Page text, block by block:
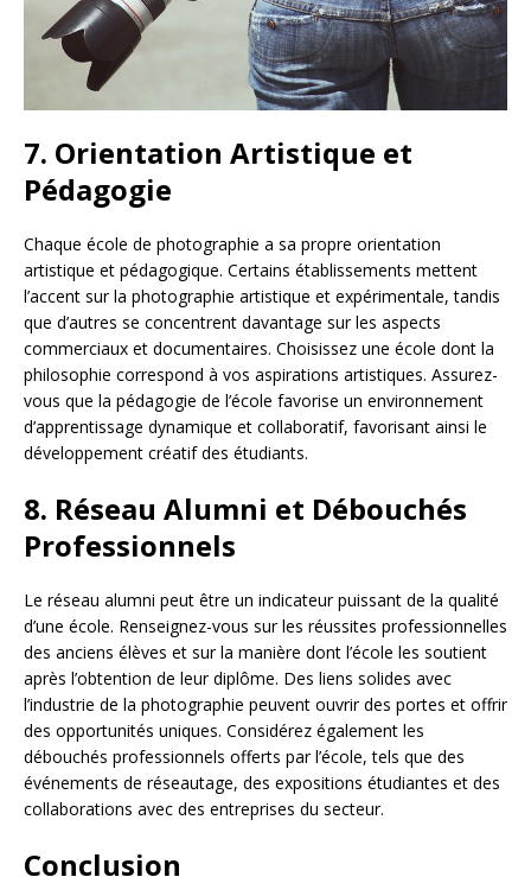
7. Orientation Artistique et
Pédagogie
Chaque école de photographie a sa propre orientation
artistique et pédagogique. Certains établissements mettent
l’accent sur la photographie artistique et expérimentale, tandis
que d’autres se concentrent davantage sur les aspects
commerciaux et documentaires. Choisissez une école dont la
philosophie correspond à vos aspirations artistiques. Assurez-
vous que la pédagogie de l’école favorise un environnement
d’apprentissage dynamique et collaboratif, favorisant ainsi le
développement créatif des étudiants.
8. Réseau Alumni et Débouchés
Professionnels
Le réseau alumni peut être un indicateur puissant de la qualité
d’une école. Renseignez-vous sur les réussites professionnelles
des anciens élèves et sur la manière dont l’école les soutient
après l’obtention de leur diplôme. Des liens solides avec
l’industrie de la photographie peuvent ouvrir des portes et offrir
des opportunités uniques. Considérez également les
débouchés professionnels offerts par l’école, tels que des
événements de réseautage, des expositions étudiantes et des
collaborations avec des entreprises du secteur.
Conclusion